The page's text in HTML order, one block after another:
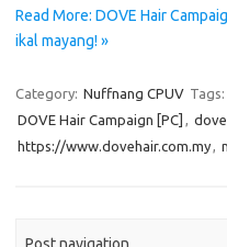
Read More: DOVE Hair
ikal mayang! »
Category: Nuffnang CPUV Tags:
DOVE Hair Campaign [PC] ,
https://www.dovehair.com.my,